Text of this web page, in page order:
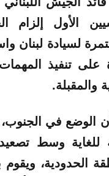
الأول إلزام
لسيادة لبنان
على تنفيذ
والمقبلة.
الوضع في
للغاية وسط تصعيد
الحدودية،